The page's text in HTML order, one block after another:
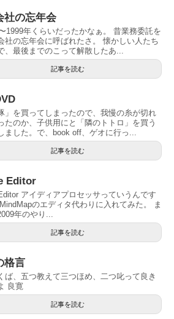
社の忘年会
1999年くらいだったかなぁ。 昔業務委託を
社の忘年会に呼ばれたさ。 懐かしい人たち
、最後までのこって解散したあ...
記事を読む
」を買ってしまったので、我慢の糸が切れ
たのか、子供用にと「隣のトトロ」を買う
ました。で、book off、ゲオに行っ...
記事を読む
Editor
アイディアプロセッサっていうんです
のエディタ代わりに入れてみた。 ま
年のやり...
記事を読む
格言
ば、五つ教えて三つほめ、二つ叱って良き
良寛
記事を読む